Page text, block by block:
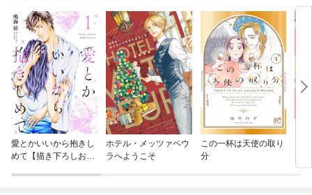
愛とかいいから抱きし
めて【描き下ろしおま
ホテル・メッツァペウ
ラへようこそ
この一杯は天使の取り
分